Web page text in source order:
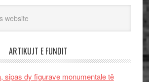
ARTIKUJT E FUNDIT
sipas dy figurave monumentale të